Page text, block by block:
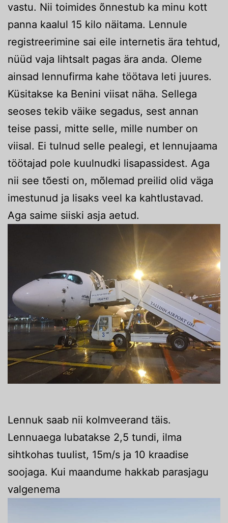
vastu. Nii toimides õnnestub ka minu kott
panna kaalul 15 kilo näitama. Lennule
registreerimine sai eile internetis ära tehtud,
nüüd vaja lihtsalt pagas ära anda. Oleme
ainsad lennufirma kahe töötava leti juures.
Küsitakse ka Benini viisat näha. Sellega
seoses tekib väike segadus, sest annan
teise passi, mitte selle, mille number on
viisal. Ei tulnud selle pealegi, et lennujaama
töötajad pole kuulnudki lisapassidest. Aga
nii see tõesti on, mõlemad preilid olid väga
imestunud ja lisaks veel ka kahtlustavad.
Aga saime siiski asja aetud.
Lennuk saab nii kolmveerand täis.
Lennuaega lubatakse 2,5 tundi, ilma
sihtkohas tuulist, 15m/s ja 10 kraadise
soojaga. Kui maandume hakkab parasjagu
valgenema